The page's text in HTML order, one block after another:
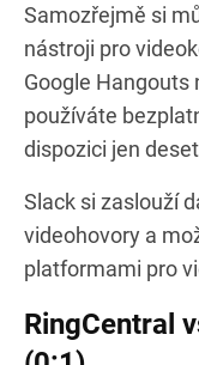
Samozřejmě si
nástroji pro
Google Hangouts
používáte
dispozici jen
Slack si zaslouží
videohovory a
platformami pro
RingCentral